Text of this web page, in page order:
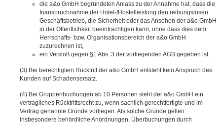
die a&o GmbH begründeten Anlass zu der Annahme hat, dass die
Inanspruchnahme der Hotel-/Hostelleistung den reibungslosen
Geschäftsbetrieb, die Sicherheit oder das Ansehen der a&o GmbH
in der Öffentlichkeit beeinträchtigen kann, ohne dass dies dem
Herrschafts- bzw. Organisationsbereich der a&o GmbH
zuzurechnen ist,
ein Verstoß gegen §1 Abs. 3 der vorliegenden AGB gegeben ist.
Bei berechtigtem Rücktritt der a&o GmbH entsteht kein Anspruch des
Kunden auf Schadensersatz.
Bei Gruppenbuchungen ab 10 Personen steht der a&o GmbH ein
vertragliches Rücktrittsrecht zu, wenn sachlich gerechtfertigte und im
Vertrag genannte Gründe vorliegen. Als solche Gründe gelten
insbesondere behördliche Anordnungen, Überbuchungen durch